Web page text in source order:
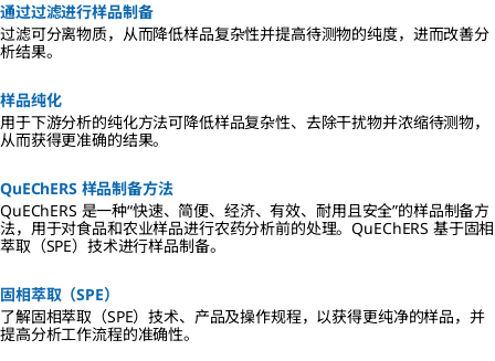
通过过滤进行样品制备
过滤可分离物质，从而降低样品复杂性并提高待测物的纯度，进而改善分
析结果。
样品纯化
用于下游分析的纯化方法可降低样品复杂性、去除干扰物并浓缩待测物，
从而获得更准确的结果。
QuEChERS 样品制备方法
QuEChERS 是一种“快速、简便、经济、有效、耐用且安全”的样品制备方
法，用于对食品和农业样品进行农药分析前的处理。QuEChERS 基于固相
萃取（SPE）技术进行样品制备。
固相萃取（SPE）
了解固相萃取（SPE）技术、产品及操作规程，以获得更纯净的样品，并
提高分析工作流程的准确性。